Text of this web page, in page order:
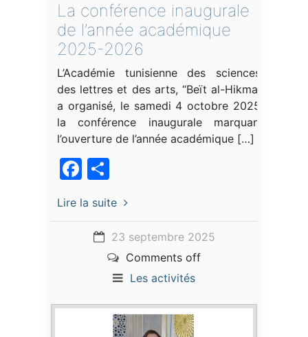
La conférence inaugurale
de l’année académique
2025-2026
L’Académie tunisienne des sciences,
des lettres et des arts, “Beït al-Hikma”,
a organisé, le samedi 4 octobre 2025,
la conférence inaugurale marquant
l’ouverture de l’année académique […]
Facebook
Lire la suite
23 septembre 2025
Comments off
Les activités